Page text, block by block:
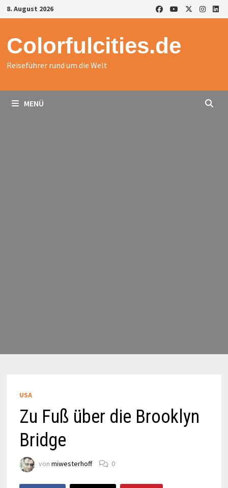
Zurück
zum
8. August 2026
Colorfulcities.de
Reiseführer rund um die Welt
MENÜ
USA
Zu Fuß über die Brooklyn
Bridge
von miwesterhoff 0